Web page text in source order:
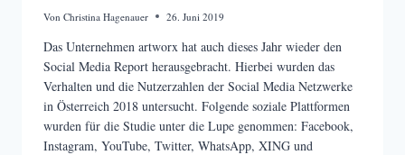
Von Christina Hagenauer 26. Juni 2019
Das Unternehmen artworx hat auch dieses Jahr wieder den
Social Media Report herausgebracht. Hierbei wurden das
Verhalten und die Nutzerzahlen der Social Media Netzwerke
in Österreich 2018 untersucht. Folgende soziale Plattformen
wurden für die Studie unter die Lupe genommen: Facebook,
Instagram, YouTube, Twitter, WhatsApp, XING und